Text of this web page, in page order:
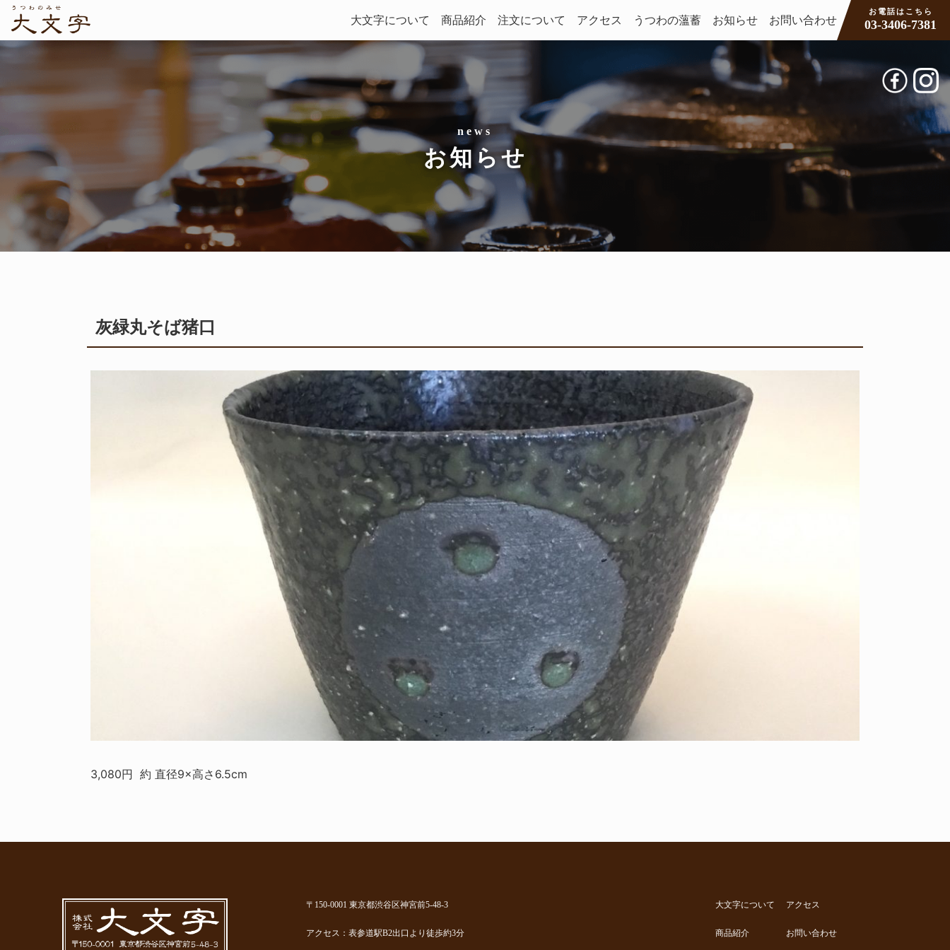
大文字について 商品紹介 注文について アクセス うつわの薀蓄 お知らせ お問い合わせ
お電話はこちら
03-3406-7381
お知らせ
灰緑丸そば猪口
3,080円 約 直径9×高さ6.5cm
〒150-0001 東京都渋谷区神宮前5-48-3
アクセス：表参道駅B2出口より徒歩約3分
大文字について
商品紹介
アクセス
お問い合わせ